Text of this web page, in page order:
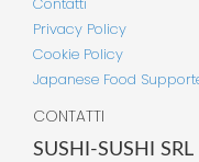
Privacy Policy
Cookie Policy
Japanese Food
CONTATTI
SUSHI-SUSHI SRL